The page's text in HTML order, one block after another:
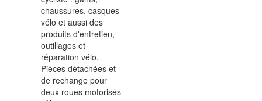
chaussures, casques
vélo et aussi des
produits d'entretien,
outillages et
réparation vélo.
Pièces détachées et
de rechange pour
deux roues motorisés